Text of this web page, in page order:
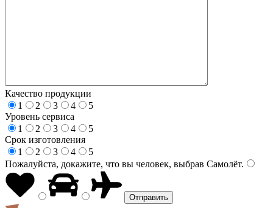
Качество продукции
1
2 3 4
5
Уровень сервиса
1
2 3 4
5
Срок изготовления
1
2 3 4
5
Пожалуйста, докажите, что вы человек, выбрав Самолёт.